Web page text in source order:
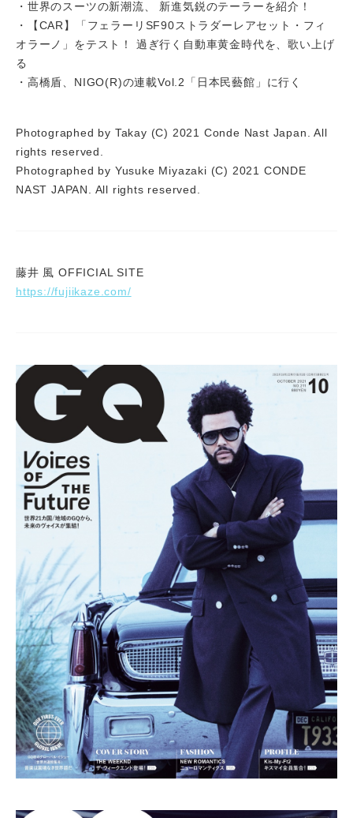
・世界のスーツの新潮流、 新進気鋭のテーラーを紹介！
・【CAR】「フェラーリSF90ストラダーレアセット・フィ
オラーノ」をテスト！ 過ぎ行く自動車黄金時代を、歌い上げ
る
・高橋盾、NIGO(R)の連載Vol.2「日本民藝館」に行く
Photographed by Takay (C) 2021 Conde Nast Japan. All
rights reserved.
Photographed by Yusuke Miyazaki (C) 2021 CONDE
NAST JAPAN. All rights reserved.
藤井 風 OFFICIAL SITE
https://fujiikaze.com/